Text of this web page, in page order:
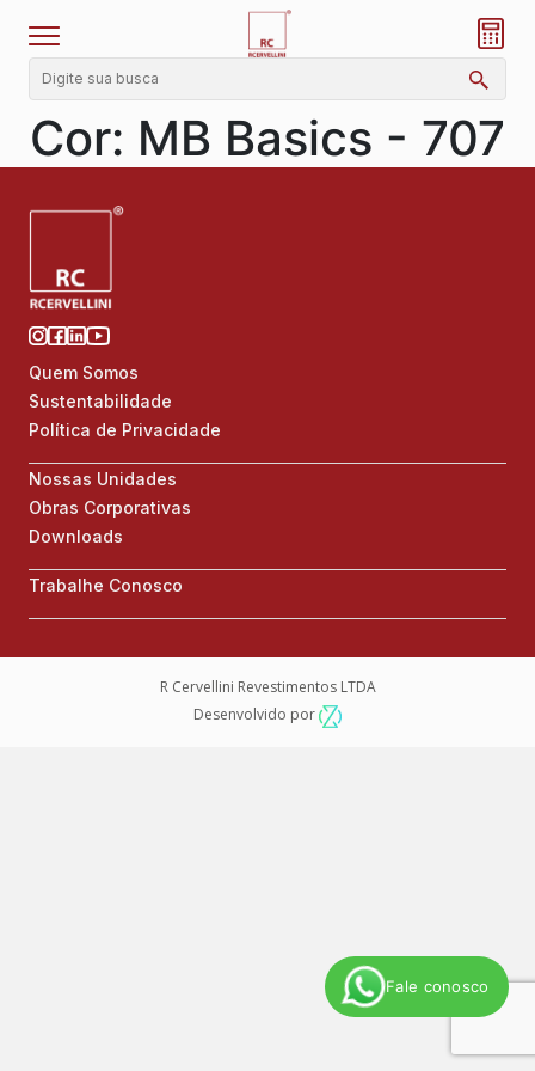
Fale conosco
Cor: MB Basics - 707
Quem Somos
Sustentabilidade
Política de Privacidade
Nossas Unidades
Obras Corporativas
Downloads
Trabalhe Conosco
R Cervellini Revestimentos LTDA
Desenvolvido por